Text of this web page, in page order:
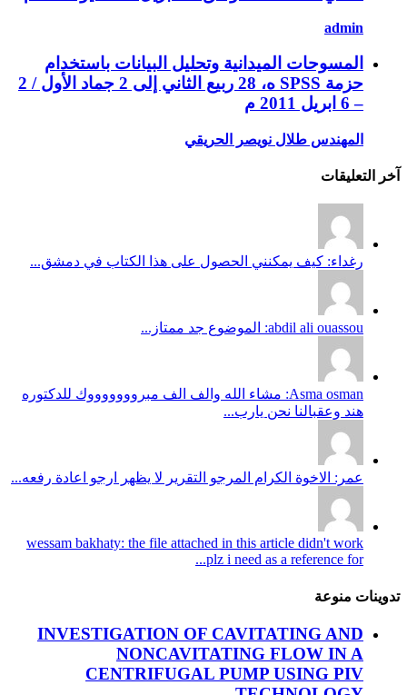
admin
المسوحات الميدانية وتحليل البيانات باستخدام
حزمة SPSS ه، 28 ربيع الثاني إلى 2 جماد الأول / 2
– 6 ابريل 2011 م
المهندس طلال نويصر الحريقي
آخر التعليقات
رغداء: كيف يمكنني الحصول على هذا الكتاب في دمشق...
abdil ali ouassou: الموضوع جد ممتاز...
Asma osman: مشاء الله والف الف مبروووووووك للدكتوره
هند وعقبالنا نحن يارب...
عمر: الاخوة الكرام المرجو التقرير لا يظهر ارجو اعادة رفعه...
wessam bakhaty: the file attached in this article didn't work
plz i need as a reference for...
تدوينات منوعة
INVESTIGATION OF CAVITATING AND
NONCAVITATING FLOW IN A
CENTRIFUGAL PUMP USING PIV